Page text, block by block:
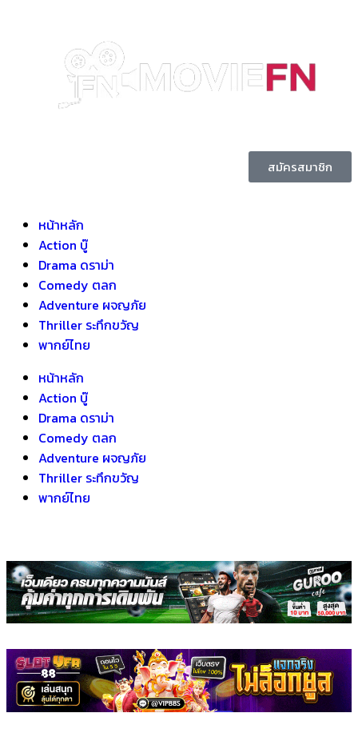
สมัครสมาชิก
หน้าหลัก
Action บู๊
Drama ดราม่า
Comedy ตลก
Adventure ผจญภัย
Thriller ระทึกขวัญ
พากย์ไทย
หน้าหลัก
Action บู๊
Drama ดราม่า
Comedy ตลก
Adventure ผจญภัย
Thriller ระทึกขวัญ
พากย์ไทย